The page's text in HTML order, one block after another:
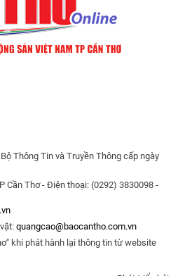
Thông Tin và Truyền Thông cấp ngày
Cần Thơ - Điện thoại: (0292) 3830098 -
quangcao@baocantho.com.vn
khi phát hành lại thông tin từ website